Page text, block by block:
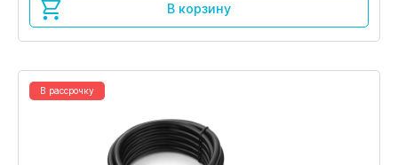
В корзину
В рассрочку